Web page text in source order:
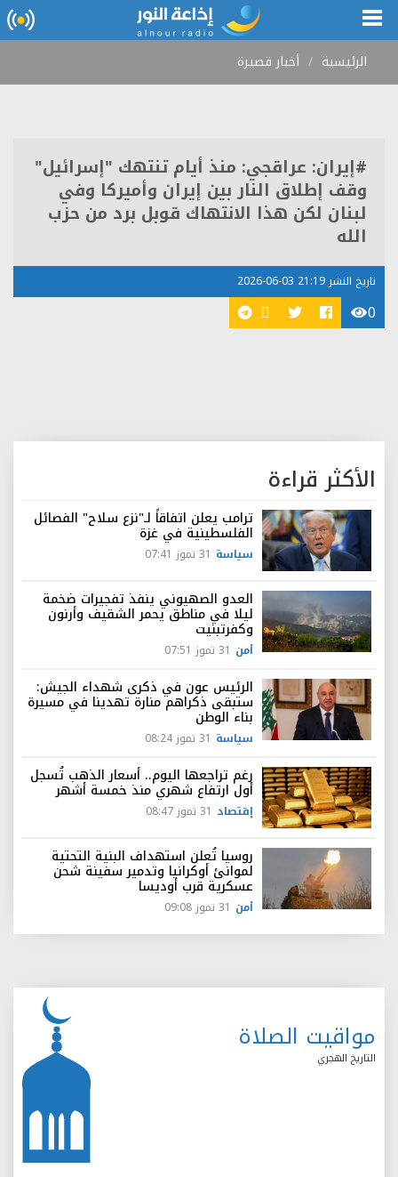
الرئيسية أخبار قصيرة
#إيران: عراقجي: منذ أيام تنتهك "إسرائيل"
وقف إطلاق النار بين إيران وأميركا وفي
لبنان لكن هذا الانتهاك قوبل برد من حزب
الله
تاريخ النشر 21:19 03-06-2026
0
الأكثر قراءة
ترامب يعلن اتفاقاً لـ"نزع سلاح" الفصائل
الفلسطينية في غزة
سياسة 31 تموز 07:41
العدو الصهيوني ينفذ تفجيرات ضخمة
ليلا في مناطق يحمر الشقيف وأرنون
وكفرتبنيت
أمن 31 تموز 07:51
الرئيس عون في ذكرى شهداء الجيش:
ستبقى ذكراهم منارة تهدينا في مسيرة
بناء الوطن
سياسة 31 تموز 08:24
رغم تراجعها اليوم.. أسعار الذهب تُسجل
أول ارتفاع شهري منذ خمسة أشهر
إقتصاد 31 تموز 08:47
روسيا تُعلن استهداف البنية التحتية
لموانئ أوكرانيا وتدمير سفينة شحن
عسكرية قرب أوديسا
أمن 31 تموز 09:08
مواقيت الصلاة
التاريخ الهجري